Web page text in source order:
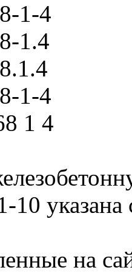
1-4
1.4
1-4
1 4
10
на